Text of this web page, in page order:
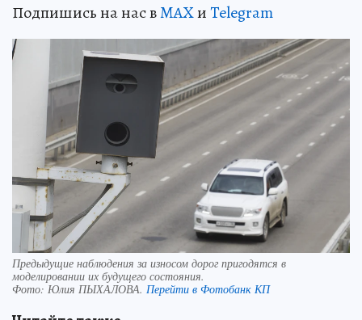
Подпишись на нас вMAXиTelegram
Предыдущие наблюдения за износом дорог пригодятся в
моделировании их будущего состояния.
Фото: Юлия ПЫХАЛОВА. Перейти в Фотобанк КП